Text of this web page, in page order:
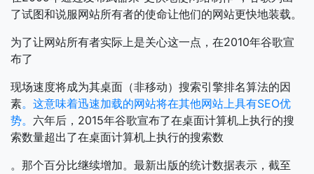
了试图和说服网站所有者的使命让他们的网站更快地装载。
为了让网站所有者实际上是关心这一点，在2010年谷歌宣
布了
现场速度将成为其桌面（非移动）搜索引擎排名算法的因
素。这意味着迅速加载的网站将在其他网站上具有SEO优
势。 六年后，2015年谷歌宣布了在桌面计算机上执行的搜
索数量超出了在桌面计算机上执行的搜索数
。那个百分比继续增加。最新出版的统计数据表示，截至